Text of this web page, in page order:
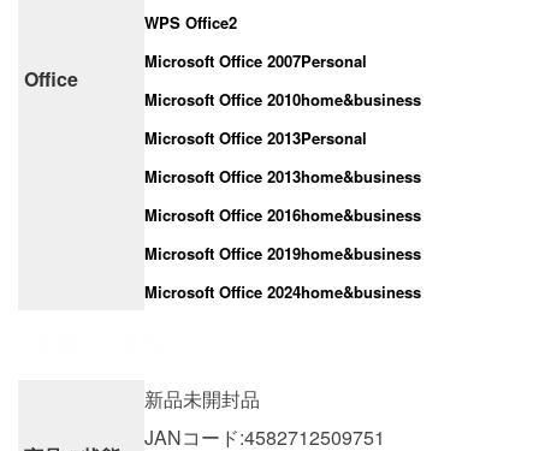
Office
WPS Office2
Microsoft Office 2007Personal
Microsoft Office 2010home&business
Microsoft Office 2013Personal
Microsoft Office 2013home&business
Microsoft Office 2016home&business
Microsoft Office 2019home&business
Microsoft Office 2024home&business
新品未開封品
JANコード:4582712509751